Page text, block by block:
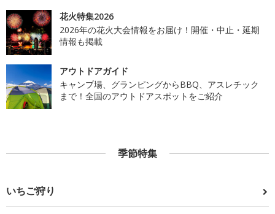
花火特集2026
2026年の花火大会情報をお届け！開催・中止・延期
情報も掲載
アウトドアガイド
キャンプ場、グランピングからBBQ、アスレチック
まで！全国のアウトドアスポットをご紹介
季節特集
いちご狩り